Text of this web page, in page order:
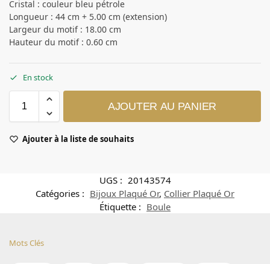
Cristal : couleur bleu pétrole
Longueur : 44 cm + 5.00 cm (extension)
Largeur du motif : 18.00 cm
Hauteur du motif : 0.60 cm
En stock
AJOUTER AU PANIER
Ajouter à la liste de souhaits
UGS : 20143574
Catégories : Bijoux Plaqué Or, Collier Plaqué Or
Étiquette : Boule
Mots Clés